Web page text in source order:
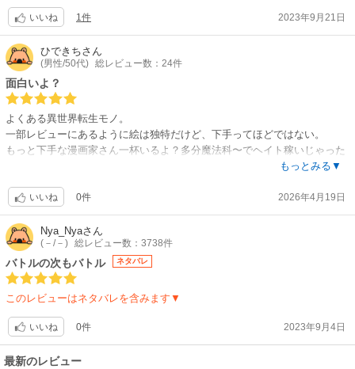
いいね 1件 2023年9月21日
ひできちさん
(男性/50代) 総レビュー数：24件
面白いよ？
よくある異世界転生モノ。
一部レビューにあるように絵は独特だけど、下手ってほどではない。
もっと下手な漫画家さん一杯いるよ？多分魔法科〜でヘイト稼いじゃった
まぁ好みもあるだろうけど普通に面白いです。
絵だけで星1とかしてる人のを参考にしちゃダメですよ。
主人公戦闘大好きなだけの普通にいい人。ハーレムモノなだけの作品より
何倍も良い。
次巻も期待しています。
もっとみる▼
いいね 0件 2026年4月19日
Nya_Nyaさん
(－/－) 総レビュー数：3738件
バトルの次もバトル ネタバレ
このレビューはネタバレを含みます▼
いいね 0件 2023年9月4日
最新のレビュー